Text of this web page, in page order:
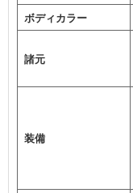
ボディカラー
諸元
装備